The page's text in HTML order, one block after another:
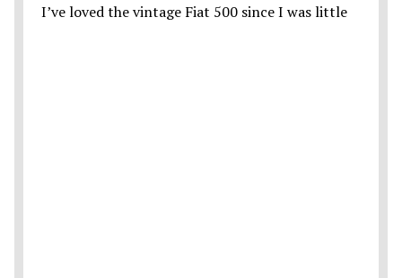
I’ve loved the vintage Fiat 500 since I was little